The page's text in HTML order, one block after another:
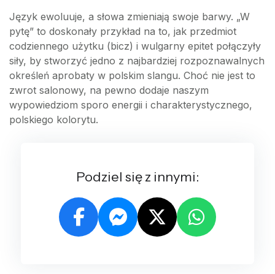
Język ewoluuje, a słowa zmieniają swoje barwy. „W
pytę” to doskonały przykład na to, jak przedmiot
codziennego użytku (bicz) i wulgarny epitet połączyły
siły, by stworzyć jedno z najbardziej rozpoznawalnych
określeń aprobaty w polskim slangu. Choć nie jest to
zwrot salonowy, na pewno dodaje naszym
wypowiedziom sporo energii i charakterystycznego,
polskiego kolorytu.
Podziel się z innymi: